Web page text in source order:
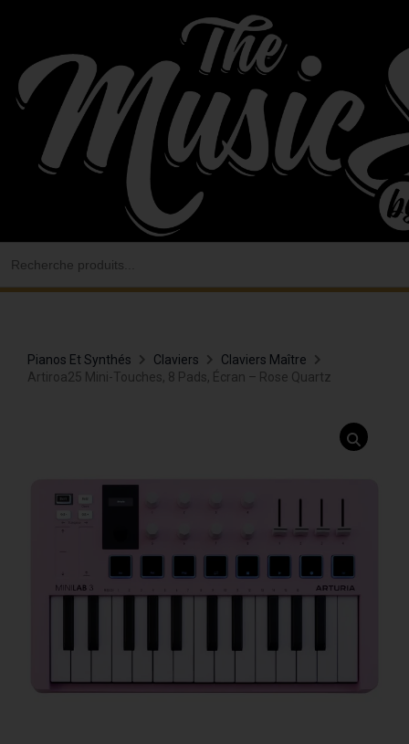
contenu
Pianos Et Synthés Claviers
Claviers Maître
Artiroa25 Mini-Touches, 8 Pads, Écran – Rose Quartz